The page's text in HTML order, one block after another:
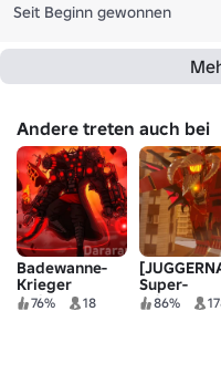
Seit Beginn gewonnen
Andere treten auch bei
Badewanne-
Krieger
Ultimate
76% 18
Super-
86%